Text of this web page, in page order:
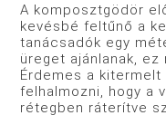
A komposztgödör
kevésbé feltűnő a
tanácsadók egy
üreget ajánlanak,
Érdemes a
felhalmozni, hogy a
rétegben ráterítve